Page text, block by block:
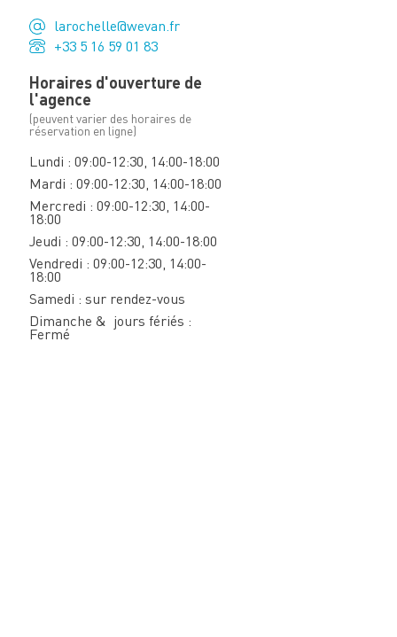
larochelle@wevan.fr
+33 5 16 59 01 83
Horaires d'ouverture de
l'agence
(peuvent varier des horaires de
réservation en ligne)
Lundi : 09:00-12:30, 14:00-18:00
Mardi : 09:00-12:30, 14:00-18:00
Mercredi : 09:00-12:30, 14:00-
18:00
Jeudi : 09:00-12:30, 14:00-18:00
Vendredi : 09:00-12:30, 14:00-
18:00
Samedi : sur rendez-vous
Dimanche & jours fériés :
Fermé